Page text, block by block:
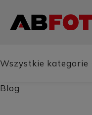
Wszystkie kategorie
Blog